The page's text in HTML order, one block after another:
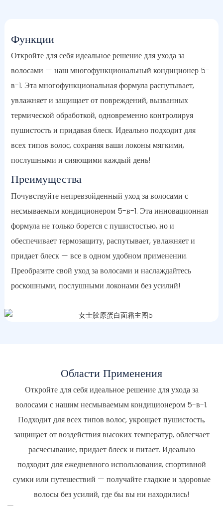
Функции
Откройте для себя идеальное решение для ухода за
волосами — наш многофункциональный кондиционер 5-
в-1. Эта многофункциональная формула распутывает,
увлажняет и защищает от повреждений, вызванных
термической обработкой, одновременно контролируя
пушистость и придавая блеск. Идеально подходит для
всех типов волос, сохраняя ваши локоны мягкими,
послушными и сияющими каждый день!
Преимущества
Почувствуйте непревзойденный уход за волосами с
несмываемым кондиционером 5-в-1. Эта инновационная
формула не только борется с пушистостью, но и
обеспечивает термозащиту, распутывает, увлажняет и
придает блеск — все в одном удобном применении.
Преобразите свой уход за волосами и наслаждайтесь
роскошными, послушными локонами без усилий!
Области Применения
Откройте для себя идеальное решение для ухода за
волосами с нашим несмываемым кондиционером 5-в-1.
Подходит для всех типов волос, укрощает пушистость,
защищает от воздействия высоких температур, облегчает
расчесывание, придает блеск и питает. Идеально
подходит для ежедневного использования, спортивной
сумки или путешествий — получайте гладкие и здоровые
волосы без усилий, где бы вы ни находились!